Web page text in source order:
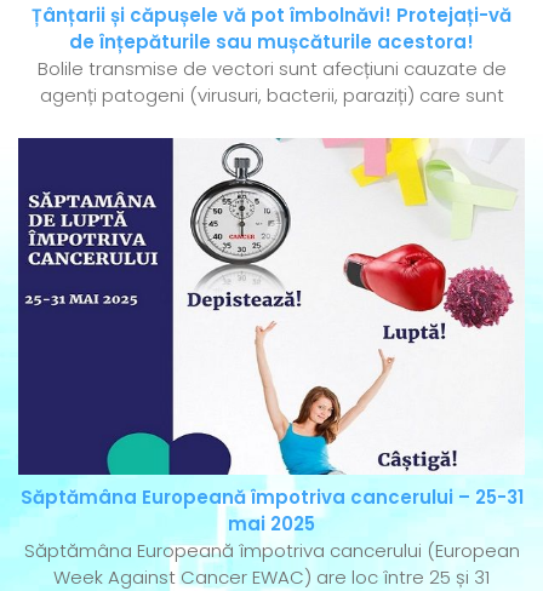
Țânțarii și căpușele vă pot îmbolnăvi! Protejați-vă
de înțepăturile sau mușcăturile acestora!
Bolile transmise de vectori sunt afecțiuni cauzate de
agenți patogeni (virusuri, bacterii, paraziți) care sunt
Săptămâna Europeană împotriva cancerului – 25-31
mai 2025
Săptămâna Europeană împotriva cancerului (European
Week Against Cancer EWAC) are loc între 25 și 31